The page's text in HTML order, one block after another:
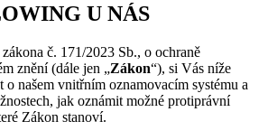
U NÁS
č. 171/2023 Sb., o ochraně
znění (dále jen „Zákon“), si Vás níže
našem vnitřním oznamovacím systému a
jak oznámit možné protiprávní
Zákon stanoví.